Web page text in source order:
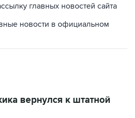
главных новостей сайта
новости в официальном
вернулся к штатной